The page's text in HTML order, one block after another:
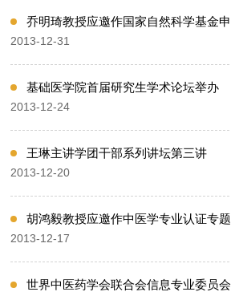
乔明琦教授应邀作国家自然科学基金
2013-12-31
基础医学院首届研究生学术论坛举办
2013-12-24
王琳主讲学团干部系列讲坛第三讲
2013-12-20
胡鸿毅教授应邀作中医学专业认证专
2013-12-17
世界中医药学会联合会信息专业委员